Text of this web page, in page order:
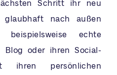
Schritt ihr neu
glaubhaft nach außen
echte
Blog oder ihren Social-
ihren persönlichen